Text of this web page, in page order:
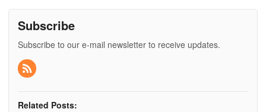
Subscribe
Subscribe to our e-mail newsletter to receive updates.
Related Posts: